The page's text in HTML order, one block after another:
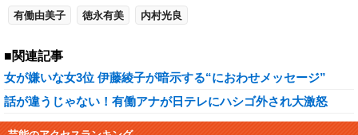
有働由美子 徳永有美 内村光良
■関連記事
女が嫌いな女3位 伊藤綾子が暗示する“におわせメッセージ”
話が違うじゃない！有働アナが日テレにハシゴ外され大激怒